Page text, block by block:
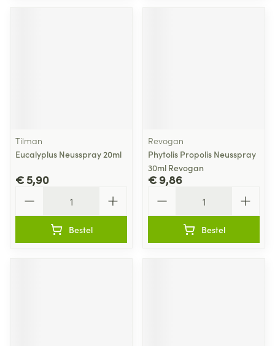
Tilman
Eucalyplus Neusspray 20ml
€ 5,90
Bestel
Revogan
Phytolis Propolis Neusspray
30ml Revogan
€ 9,86
Bestel